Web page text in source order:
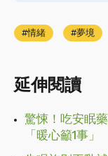
情緒 夢境
延伸閱讀
驚悚！吃安眠
「暖心籲1事」